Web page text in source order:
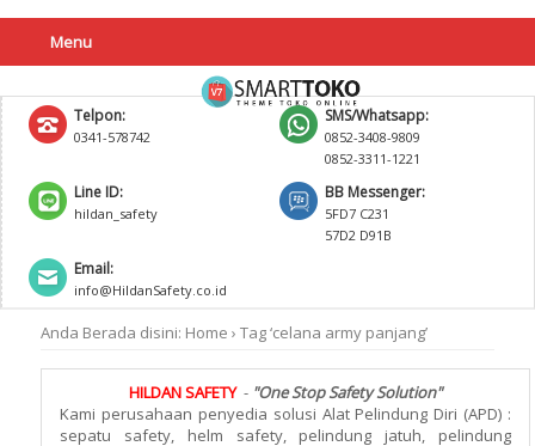
Menu
Telpon:
0341-578742
SMS/Whatsapp:
0852-3408-9809
0852-3311-1221
Line ID:
hildan_safety
BB Messenger:
5FD7 C231
57D2 D91B
Email:
info@HildanSafety.co.id
Anda Berada disini: Home › Tag ‘celana army panjang’
HILDAN SAFETY- "One Stop Safety Solution"
Kami perusahaan penyedia solusi Alat Pelindung Diri (APD) :
sepatu safety, helm safety, pelindung jatuh, pelindung